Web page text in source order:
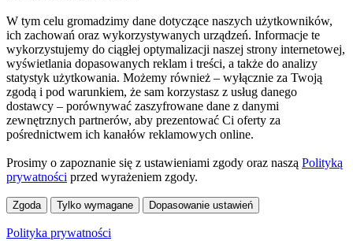
W tym celu gromadzimy dane dotyczące naszych użytkowników,
ich zachowań oraz wykorzystywanych urządzeń. Informacje te
wykorzystujemy do ciągłej optymalizacji naszej strony internetowej,
wyświetlania dopasowanych reklam i treści, a także do analizy
statystyk użytkowania. Możemy również – wyłącznie za Twoją
zgodą i pod warunkiem, że sam korzystasz z usług danego
dostawcy – porównywać zaszyfrowane dane z danymi
zewnętrznych partnerów, aby prezentować Ci oferty za
pośrednictwem ich kanałów reklamowych online.
Prosimy o zapoznanie się z ustawieniami zgody oraz naszą Polityką
prywatności przed wyrażeniem zgody.
Zgoda Tylko wymagane Dopasowanie ustawień
Polityka prywatności